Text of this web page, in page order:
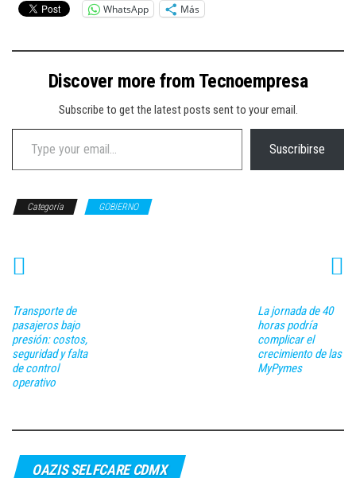
WhatsApp Más
Discover more from Tecnoempresa
Subscribe to get the latest posts sent to your email.
Type your email…
Suscribirse
Categoría GOBIERNO
Transporte de
pasajeros bajo
presión: costos,
seguridad y falta
de control
operativo
La jornada de 40
horas podría
complicar el
crecimiento de las
MyPymes
OAZIS SELFCARE CDMX